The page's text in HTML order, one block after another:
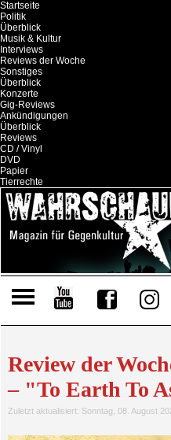
Startseite
Politik
Überblick
Musik & Kultur
Interviews
Reviews der Woche
Sonstiges
Überblick
Konzerte
Gig-Reviews
Ankündigungen
Überblick
Reviews
CD / Vinyl
DVD
Papier
Tierrechte
Review der
– "To Earth To
Zuletzt aktualisiert: Sonntag, 08. August